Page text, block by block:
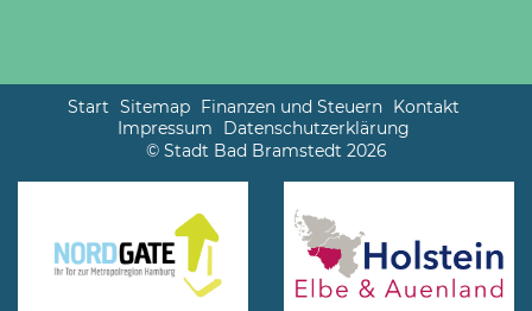
Start Sitemap Finanzen und Steuern Kontakt
Impressum
Datenschutzerklärung
© Stadt Bad Bramstedt 2026